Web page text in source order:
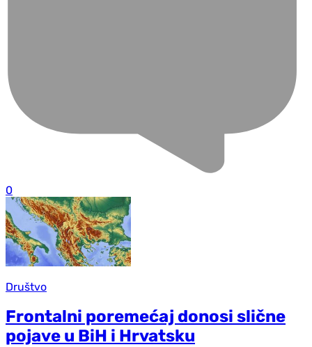
0
Društvo
Frontalni poremećaj donosi slične
pojave u BiH i Hrvatsku